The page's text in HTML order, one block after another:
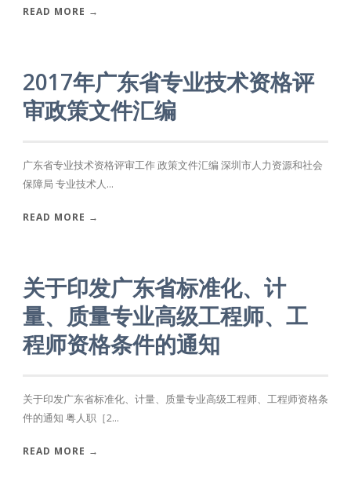
READ MORE →
2017年广东省专业技术资格评
审政策文件汇编
广东省专业技术资格评审工作 政策文件汇编 深圳市人力资源和社会
保障局 专业技术人...
READ MORE →
关于印发广东省标准化、计
量、质量专业高级工程师、工
程师资格条件的通知
关于印发广东省标准化、计量、质量专业高级工程师、工程师资格条
件的通知 粤人职［2...
READ MORE →